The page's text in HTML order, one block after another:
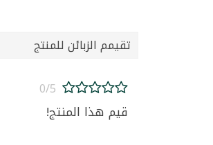
تقيمم الزبائن للمنتج
0/5
قيم هذا المنتج!